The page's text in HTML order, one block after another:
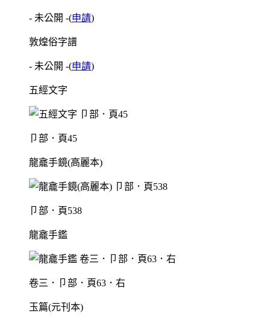
- 未公開 -(申請)
敦煌俗字譜
- 未公開 -(申請)
五經文字
卩部．頁45
龍龕手鏡(高麗本)
卩部．頁538
龍龕手鑑
卷三．卩部．頁63．右
玉篇(元刊本)